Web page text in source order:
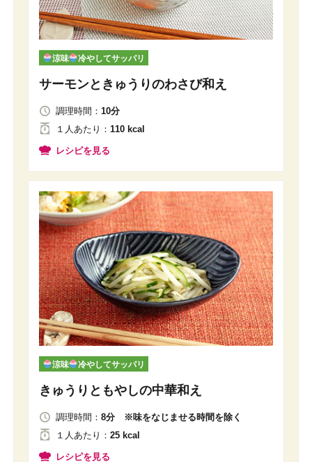
涼味 冷やしてサッパリ
サーモンときゅうりのわさび和え
調理時間： 10分
１人 あたり ： 110 kcal
レシピを見る
涼味 冷やしてサッパリ
きゅうりともやしの中華和え
調理時間： 8分 ※味をなじませる時間を除く
１人あたり ： 25 kcal
レシピを見る